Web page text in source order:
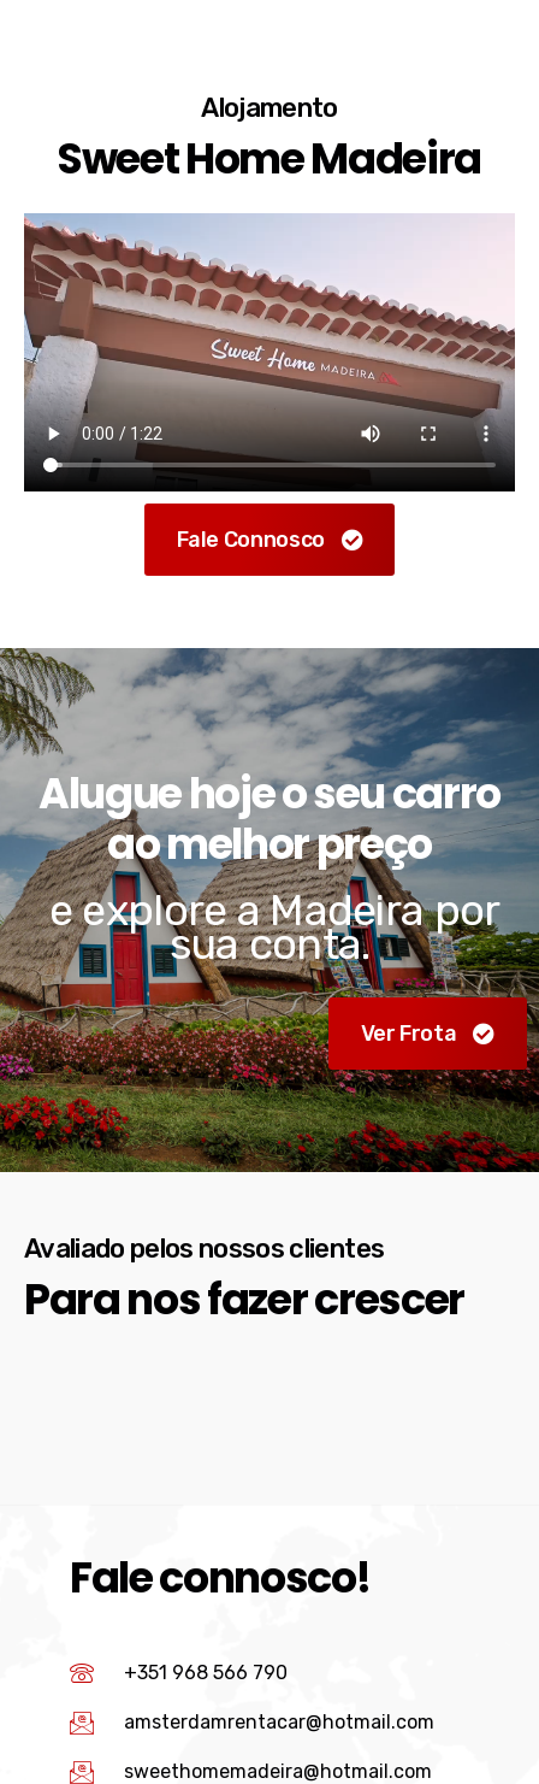
Alojamento
Sweet Home Madeira
Fale Connosco
Alugue hoje o seu carro
ao melhor preço
e explore a Madeira por
sua conta.
Ver Frota
Avaliado pelos nossos clientes
Para nos fazer crescer
Fale connosco!
+351 968 566 790
amsterdamrentacar@hotmail.com
sweethomemadeira@hotmail.com